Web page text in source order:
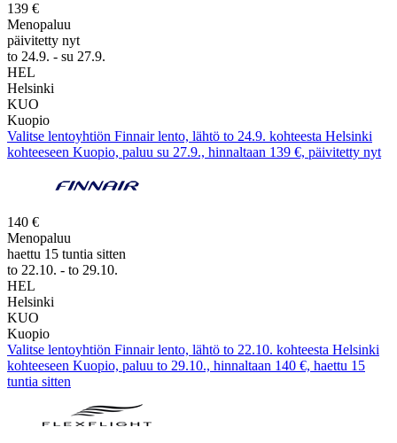
139 €
Menopaluu
päivitetty nyt
to 24.9. - su 27.9.
HEL
Helsinki
KUO
Kuopio
Valitse lentoyhtiön Finnair lento, lähtö to 24.9. kohteesta Helsinki
kohteeseen Kuopio, paluu su 27.9., hinnaltaan 139 €, päivitetty nyt
140 €
Menopaluu
haettu 15 tuntia sitten
to 22.10. - to 29.10.
HEL
Helsinki
KUO
Kuopio
Valitse lentoyhtiön Finnair lento, lähtö to 22.10. kohteesta Helsinki
kohteeseen Kuopio, paluu to 29.10., hinnaltaan 140 €, haettu 15
tuntia sitten